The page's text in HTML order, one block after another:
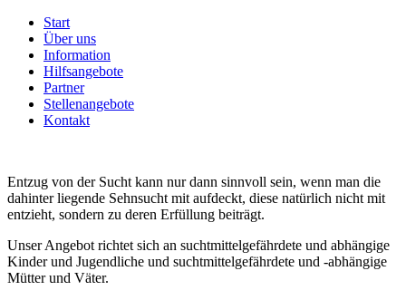
Start
Über uns
Information
Hilfsangebote
Partner
Stellenangebote
Kontakt
Entzug von der Sucht kann nur dann sinnvoll sein, wenn man die
dahinter liegende Sehnsucht mit aufdeckt, diese natürlich nicht mit
entzieht, sondern zu deren Erfüllung beiträgt.
Unser Angebot richtet sich an suchtmittelgefährdete und abhängige
Kinder und Jugendliche und suchtmittelgefährdete und -abhängige
Mütter und Väter.